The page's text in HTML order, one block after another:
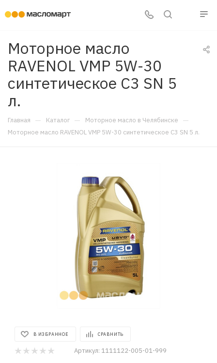
Моторное масло
RAVENOL VMP 5W-30
синтетическое C3 SN 5
л.
Главная — Каталог — Моторное масло в Челябинске —
Моторное масло RAVENOL VMP 5W-30 синтетическое C3 SN 5 л.
В ИЗБРАННОЕ СРАВНИТЬ
Артикул: 1111122-005-01-999